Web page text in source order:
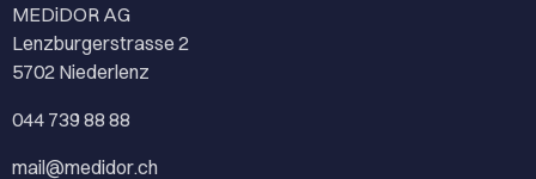
MEDiDOR AG
Lenzburgerstrasse 2
5702 Niederlenz
044 739 88 88
mail@medidor.ch